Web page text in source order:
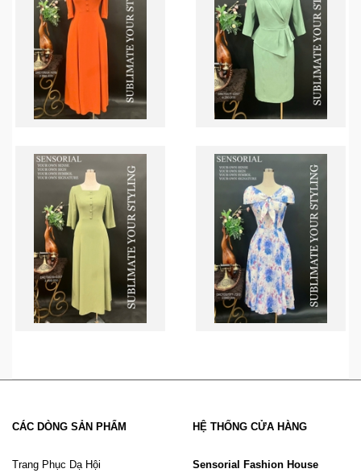
CÁC DÒNG SẢN PHẨM
Trang Phục Dạ Hội
HỆ THỐNG CỬA HÀNG
Sensorial Fashion House